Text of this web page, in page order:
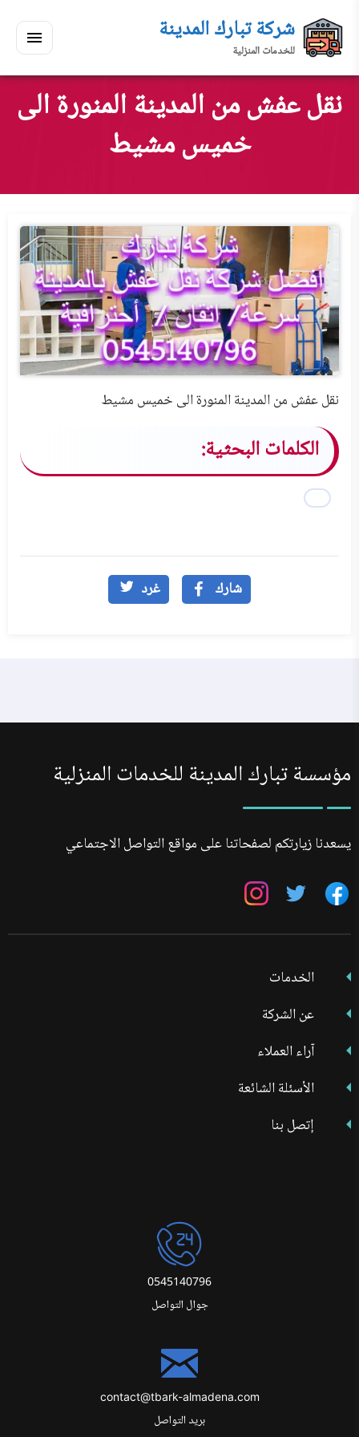
إلى
المحتوى
القائمة
شركة تبارك المدينة
للخدمات المنزلية
ابحث
في
مسكنك
ابحث
نقل عفش من المدينة المنورة الى
خميس مشيط
نقل عفش من المدينة المنورة الى خميس مشيط
الكلمات البحثية:
شارك غرد
مؤسسة تبارك المدينة للخدمات المنزلية
يسعدنا زيارتكم لصفحاتنا على مواقع التواصل الاجتماعي
تابعنا
فيسبوك
تابعنا
على
تويتر
تابعنا
انستجرام
الخدمات
عن الشركة
آراء العملاء
الأسئلة الشائعة
إتصل بنا
0545140796
جوال التواصل
contact@tbark-almadena.com
بريد التواصل